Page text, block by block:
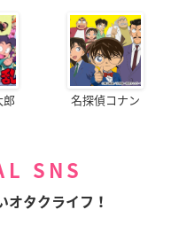
郎 名探偵コナン
SNS
オタクライフ！